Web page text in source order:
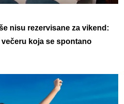
nisu rezervisane za vikend:
koja se spontano